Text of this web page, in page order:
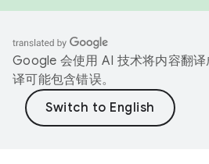
Google 会使用 AI 技术将内容翻
译可能包含错误。